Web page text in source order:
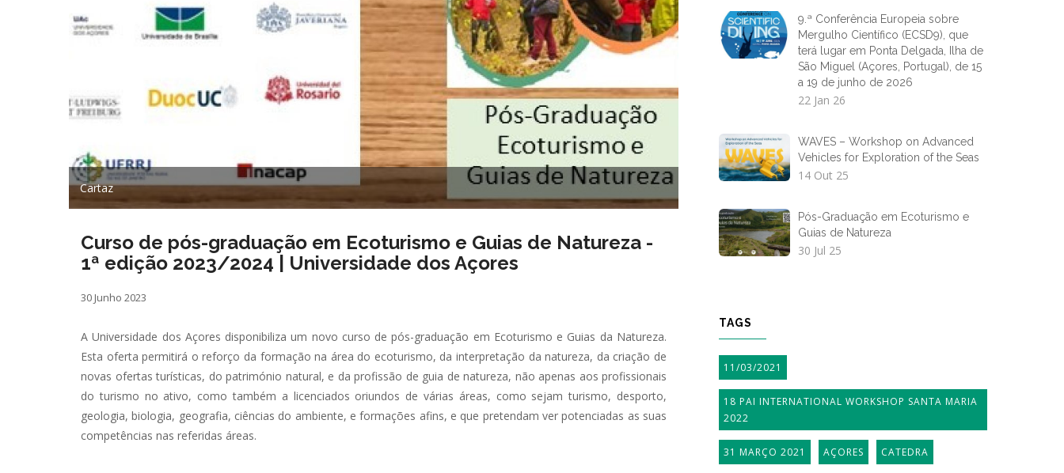
Cartaz
Curso de pós-graduação em Ecoturismo e Guias de Natureza -
1ª edição 2023/2024 | Universidade dos Açores
30 Junho 2023
A Universidade dos Açores disponibiliza um novo curso de pós-graduação em Ecoturismo e Guias da Natureza.
Esta oferta permitirá o reforço da formação na área do ecoturismo, da interpretação da natureza, da criação de
novas ofertas turísticas, do património natural, e da profissão de guia de natureza, não apenas aos profissionais
do turismo no ativo, como também a licenciados oriundos de várias áreas, como sejam turismo, desporto,
geologia, biologia, geografia, ciências do ambiente, e formações afins, e que pretendam ver potenciadas as suas
competências nas referidas áreas.
9.ª Conferência Europeia sobre
Mergulho Científico (ECSD9), que
terá lugar em Ponta Delgada, Ilha de
São Miguel (Açores, Portugal), de 15
a 19 de junho de 2026
22 Jan 26
WAVES – Workshop on Advanced
Vehicles for Exploration of the Seas
14 Out 25
Pós-Graduação em Ecoturismo e
Guias de Natureza
30 Jul 25
TAGS
11/03/2021
18 PAI INTERNATIONAL WORKSHOP SANTA MARIA
2022
31 MARÇO 2021 AÇORES CATEDRA